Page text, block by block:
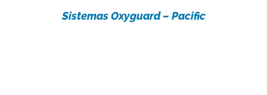
Sistemas Oxyguard – Pacific